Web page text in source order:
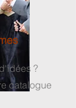
?
catalogue